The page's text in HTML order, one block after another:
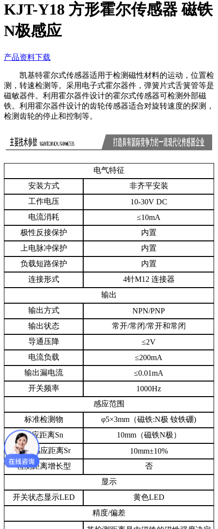
KJT-Y18 方形霍尔传感器 磁铁
N极感应
产品资料下载
凯基特霍尔式传感器适用于检测磁性材料的运动，位置检
测，转速检测等。采用电子式霍尔器件，弹簧片式舌簧管等是
磁敏器件。利用霍尔器件设计的霍尔式传感器可检测外部磁
铁。利用霍尔器件设计的齿轮传感器适合对旋转速度的探测，
检测齿轮的停止和控制等。
电气特征
安装方式
非齐平安装
工作电压
10-30V DC
电流消耗
≤10mA
极性反接保护
内置
上电脉冲保护
内置
负载短路保护
内置
连接形式
4针M12 连接器
输出
输出方式
NPN/PNP
输出状态
常开/常闭/常开和常闭
导通压降
≤2V
电流负载
≤200mA
输出漏电流
≤0.01mA
开关频率
1000Hz
感应范围
标准检测物
φ5×3mm（磁铁:N极 钕铁硼)
感应距离Sn
10mm（磁铁N极）
实际感应距离Sr
10mm±10%
检测距离增长型
否
显示
开关状态显示LED
黄色LED
精度/偏差